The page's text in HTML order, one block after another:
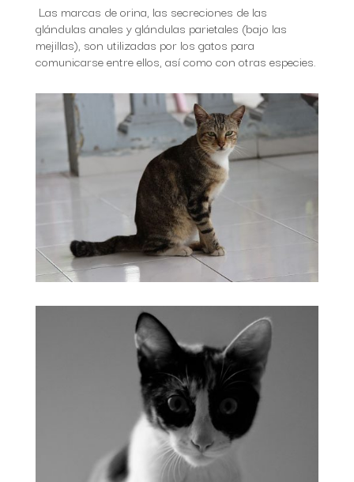
Las marcas de orina, las secreciones de las
glándulas anales y glándulas parietales (bajo las
mejillas), son utilizadas por los gatos para
comunicarse entre ellos, así como con otras especies.